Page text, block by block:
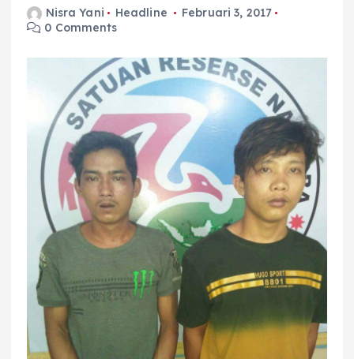
Nisra Yani Headline
Februari 3, 2017
0 Comments